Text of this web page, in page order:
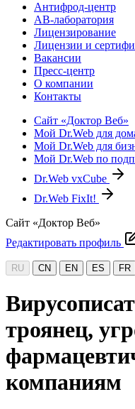
Антифрод-центр
АВ-лаборатория
Лицензирование
Лицензии и
Вакансии
Пресс-центр
О компании
Контакты
Сайт «Доктор Веб»
Мой Dr.Web для
Мой Dr.Web для
Мой Dr.Web по
Dr.Web vxCube
Dr.Web FixIt!
Сайт «Доктор Веб»
Редактировать профиль
RU CN EN ES FR
троянец,
компаниям